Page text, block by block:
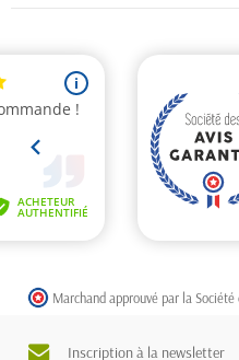
Marchand approuvé par la Société
Inscription à la newsletter